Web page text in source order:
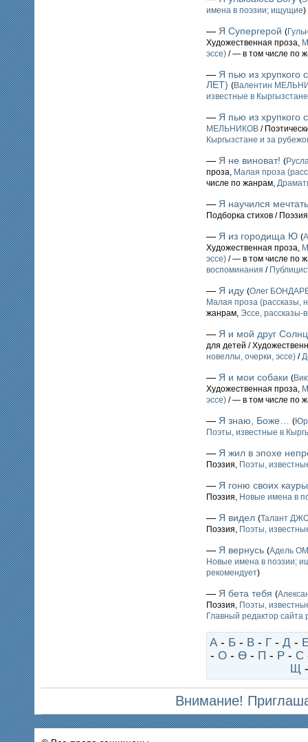
имена в поэзии; ищущие)
— Я Супергерой (
Художественная проза,
эссе) / — в том числе по
— Я пью из
ЛЕТ) (Валентин
известные в
— Я пью из хрупкого
МЕЛЬНИКОВ /
Кыргызстане и за
— Я не виноват! (
проза, Малая проза
числе по жанрам,
— Я научился
Подборка стихов /
— Я из городища Ю (
Художественная проза,
эссе) / — в том числе по
воспоминания /
— Я иду (Олег
Малая проза (рассказы,
жанрам, Эссе,
— Я и мой друг
для детей /
новеллы, очерки, эссе) /
— Я и мои собаки (
Художественная проза,
эссе) / — в том числе по
— Я знаю, Боже… (
Поэты, известные в
— Я жил в эпохе
Поэзия, Поэты,
— Я гоню своих
Поэзия, Новые имена в
— Я видел (Талант
Поэзия, Поэты,
— Я вернусь (Адель
Новые имена в поэзии;
рекомендует)
— Я бета тебя (
Поэзия, Поэты,
Главный редактор сайта
А - Б - В - Г - Д -
- О- Ө- П - Р- С
Щ
Внимание!